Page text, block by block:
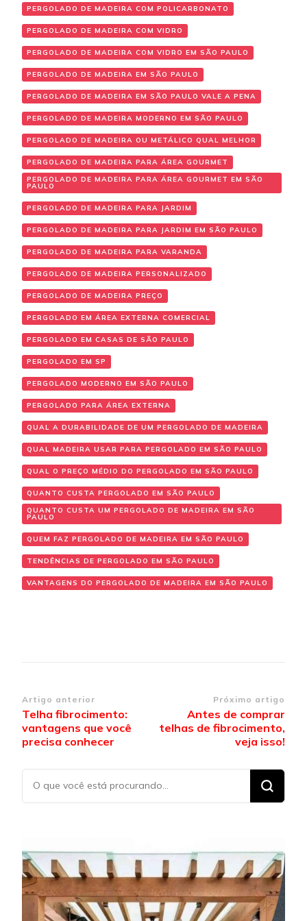
PERGOLADO DE MADEIRA COM POLICARBONATO
PERGOLADO DE MADEIRA COM VIDRO
PERGOLADO DE MADEIRA COM VIDRO EM SÃO PAULO
PERGOLADO DE MADEIRA EM SÃO PAULO
PERGOLADO DE MADEIRA EM SÃO PAULO VALE A PENA
PERGOLADO DE MADEIRA MODERNO EM SÃO PAULO
PERGOLADO DE MADEIRA OU METÁLICO QUAL MELHOR
PERGOLADO DE MADEIRA PARA ÁREA GOURMET
PERGOLADO DE MADEIRA PARA ÁREA GOURMET EM SÃO
PAULO
PERGOLADO DE MADEIRA PARA JARDIM
PERGOLADO DE MADEIRA PARA JARDIM EM SÃO PAULO
PERGOLADO DE MADEIRA PARA VARANDA
PERGOLADO DE MADEIRA PERSONALIZADO
PERGOLADO DE MADEIRA PREÇO
PERGOLADO EM ÁREA EXTERNA COMERCIAL
PERGOLADO EM CASAS DE SÃO PAULO
PERGOLADO EM SP
PERGOLADO MODERNO EM SÃO PAULO
PERGOLADO PARA ÁREA EXTERNA
QUAL A DURABILIDADE DE UM PERGOLADO DE MADEIRA
QUAL MADEIRA USAR PARA PERGOLADO EM SÃO PAULO
QUAL O PREÇO MÉDIO DO PERGOLADO EM SÃO PAULO
QUANTO CUSTA PERGOLADO EM SÃO PAULO
QUANTO CUSTA UM PERGOLADO DE MADEIRA EM SÃO
PAULO
QUEM FAZ PERGOLADO DE MADEIRA EM SÃO PAULO
TENDÊNCIAS DE PERGOLADO EM SÃO PAULO
VANTAGENS DO PERGOLADO DE MADEIRA EM SÃO PAULO
Navegação de post
Artigo anterior
Telha fibrocimento:
vantagens que você
precisa conhecer
Próximo artigo
Antes de comprar
telhas de fibrocimento,
veja isso!
Procurando
algo?